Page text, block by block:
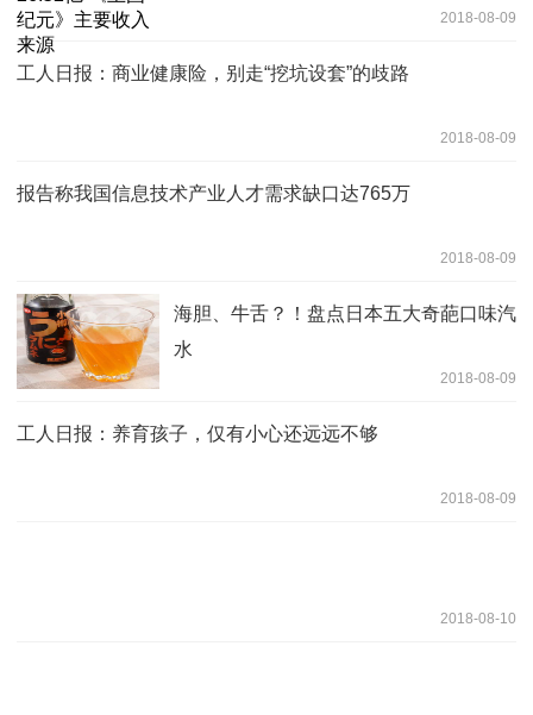
2018-08-09
工人日报：商业健康险，别走“挖坑设套”的歧路
2018-08-09
报告称我国信息技术产业人才需求缺口达765万
2018-08-09
海胆、牛舌？！盘点日本五大奇葩口味汽
水
2018-08-09
工人日报：养育孩子，仅有小心还远远不够
2018-08-09
2018-08-10